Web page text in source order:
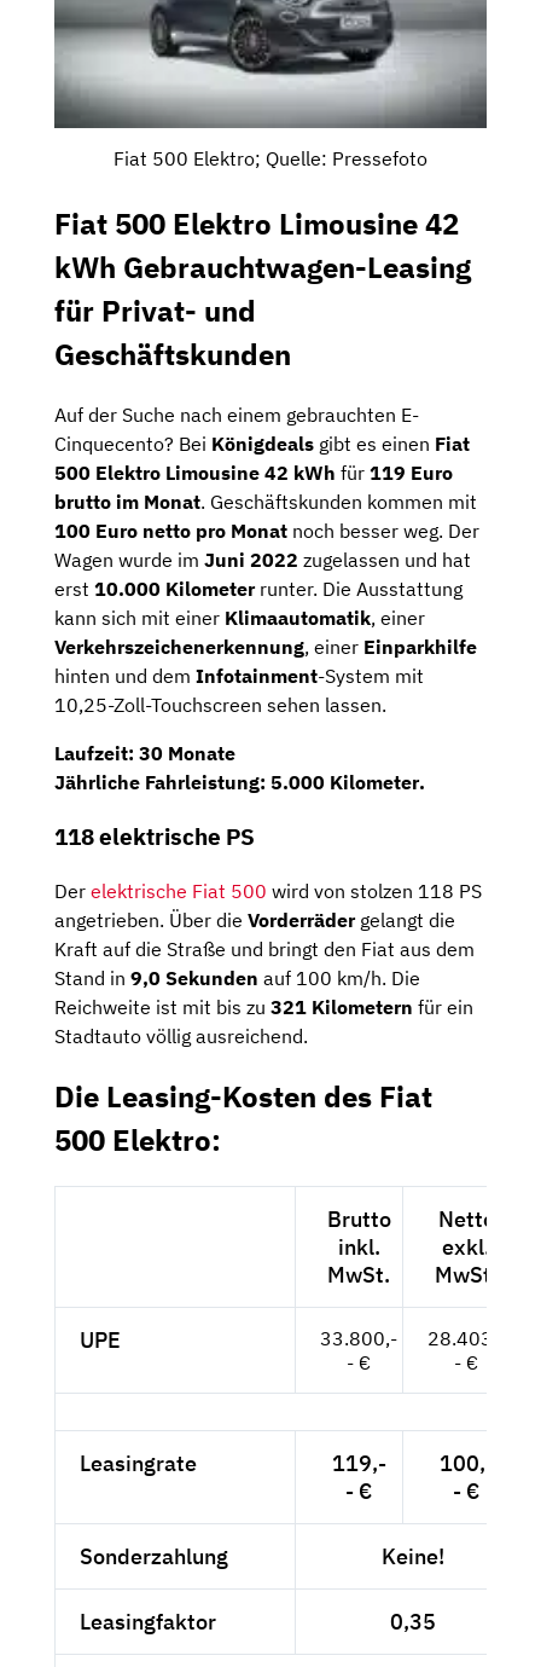
Fiat 500 Elektro; Quelle: Pressefoto
Fiat 500 Elektro Limousine 42
kWh Gebrauchtwagen-Leasing
für Privat- und
Geschäftskunden
Auf der Suche nach einem gebrauchten E-
Cinquecento? Bei Königdeals gibt es einen Fiat
500 Elektro Limousine 42 kWh für 119 Euro
brutto im Monat. Geschäftskunden kommen mit
100 Euro netto pro Monat noch besser weg. Der
Wagen wurde im Juni 2022 zugelassen und hat
erst 10.000 Kilometerrunter. Die Ausstattung
kann sich mit einer Klimaautomatik, einer
Verkehrszeichenerkennung, einer Einparkhilfe
hinten und dem Infotainment-System mit
10,25-Zoll-Touchscreen sehen lassen.
Laufzeit: 30 Monate
Jährliche Fahrleistung: 5.000 Kilometer.
118 elektrische PS
Der elektrische Fiat 500 wird von stolzen 118 PS
angetrieben. Über die Vorderräder gelangt die
Kraft auf die Straße und bringt den Fiat aus dem
Stand in 9,0 Sekunden auf 100 km/h. Die
Reichweite ist mit bis zu 321 Kilometern für ein
Stadtauto völlig ausreichend.
Die Leasing-Kosten des Fiat
500 Elektro:
Brutto
inkl.
MwSt.
Netto
exkl.
MwSt.
UPE
33.800,-
- €
28.403,-
- €
Leasingrate
119,-
- €
100,-
- €
Sonderzahlung Keine!
Leasingfaktor 0,35